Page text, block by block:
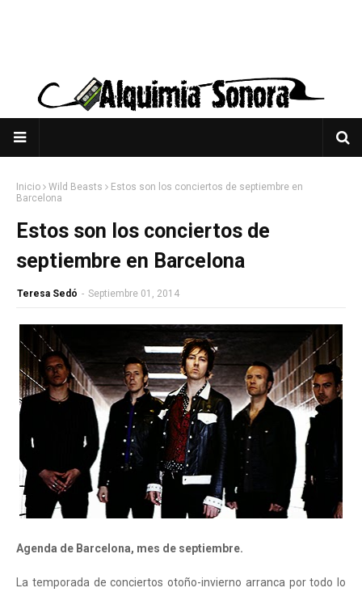
Inicio Wild Beasts
Estos son los conciertos de septiembre en
Barcelona
Estos son los conciertos de
septiembre en Barcelona
Teresa Sedó - Septiembre 01, 2014
Agenda de Barcelona, mes de septiembre.
La temporada de conciertos otoño-invierno arranca por todo lo